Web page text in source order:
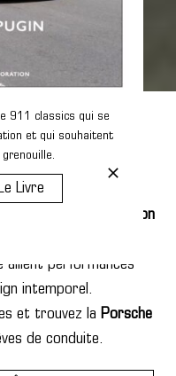
Porsche
Alsace
nous vous
de
Porsche d’occasion
allient performances
intemporel.
et trouvez la Porsche
de conduite.
911 classics qui se
et qui souhaitent
Livre